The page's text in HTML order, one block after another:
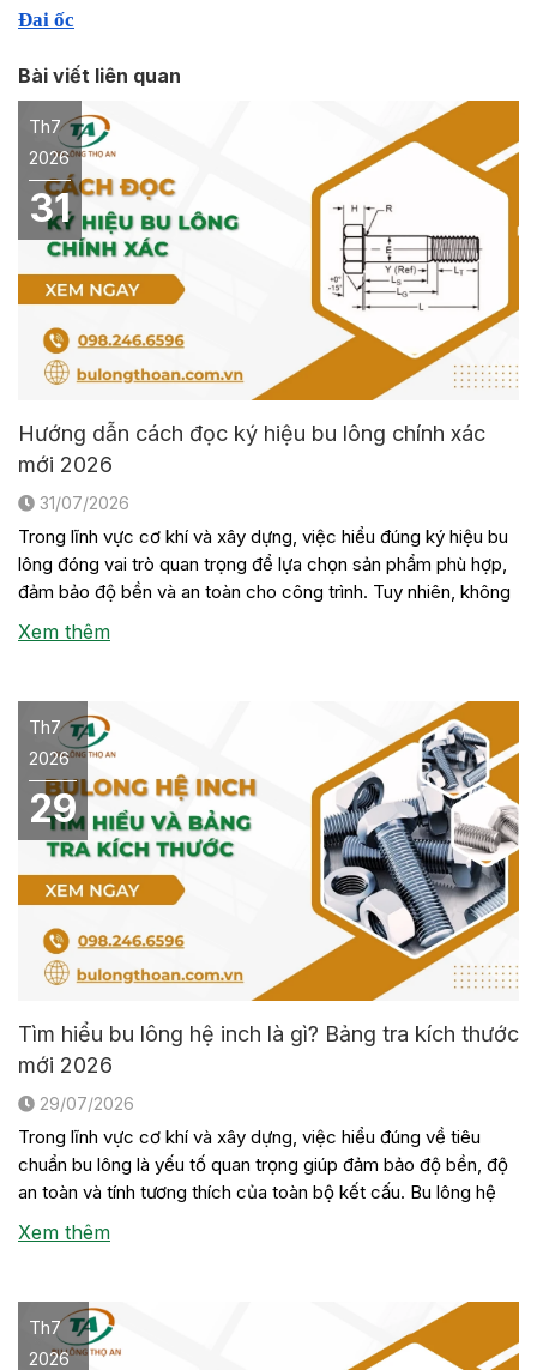
Đai ốc
Bài viết liên quan
Th7
2026
31
Hướng dẫn cách đọc ký hiệu bu lông chính xác
mới 2026
31/07/2026
Trong lĩnh vực cơ khí và xây dựng, việc hiểu đúng ký hiệu bu
lông đóng vai trò quan trọng để lựa chọn sản phẩm phù hợp,
đảm bảo độ bền và an toàn cho công trình. Tuy nhiên, không
phải ai cũng nắm rõ ý nghĩa của các con số, chữ cái hay tiêu
[…]
Xem thêm
Th7
2026
29
Tìm hiểu bu lông hệ inch là gì? Bảng tra kích thước
mới 2026
29/07/2026
Trong lĩnh vực cơ khí và xây dựng, việc hiểu đúng về tiêu
chuẩn bu lông là yếu tố quan trọng giúp đảm bảo độ bền, độ
an toàn và tính tương thích của toàn bộ kết cấu. Bu lông hệ
inch là một trong những loại bu lông được sử dụng phổ biến
trong […]
Xem thêm
Th7
2026